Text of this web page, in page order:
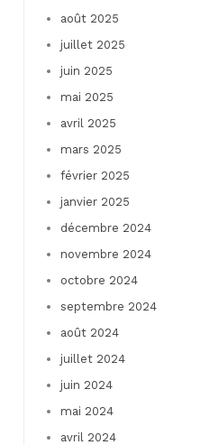
août 2025
juillet 2025
juin 2025
mai 2025
avril 2025
mars 2025
février 2025
janvier 2025
décembre 2024
novembre 2024
octobre 2024
septembre 2024
août 2024
juillet 2024
juin 2024
mai 2024
avril 2024